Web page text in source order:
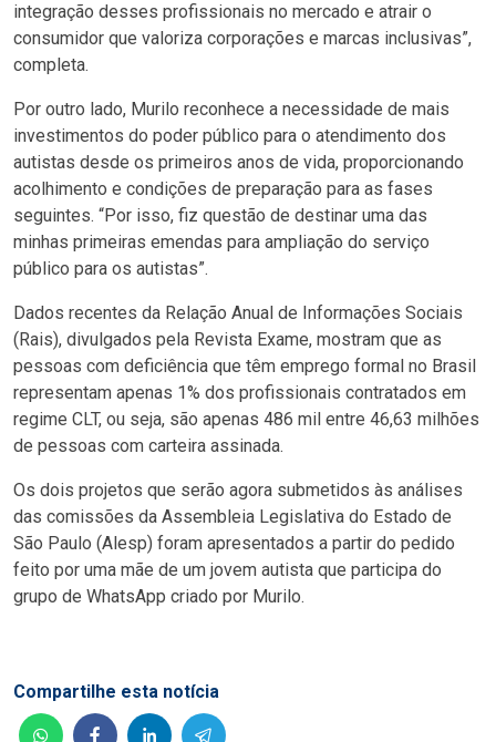
integração desses profissionais no mercado e atrair o
consumidor que valoriza corporações e marcas inclusivas”,
completa.
Por outro lado, Murilo reconhece a necessidade de mais
investimentos do poder público para o atendimento dos
autistas desde os primeiros anos de vida, proporcionando
acolhimento e condições de preparação para as fases
seguintes. “Por isso, fiz questão de destinar uma das
minhas primeiras emendas para ampliação do serviço
público para os autistas”.
Dados recentes da Relação Anual de Informações Sociais
(Rais), divulgados pela Revista Exame, mostram que as
pessoas com deficiência que têm emprego formal no Brasil
representam apenas 1% dos profissionais contratados em
regime CLT, ou seja, são apenas 486 mil entre 46,63 milhões
de pessoas com carteira assinada.
Os dois projetos que serão agora submetidos às análises
das comissões da Assembleia Legislativa do Estado de
São Paulo (Alesp) foram apresentados a partir do pedido
feito por uma mãe de um jovem autista que participa do
grupo de WhatsApp criado por Murilo.
Compartilhe esta notícia